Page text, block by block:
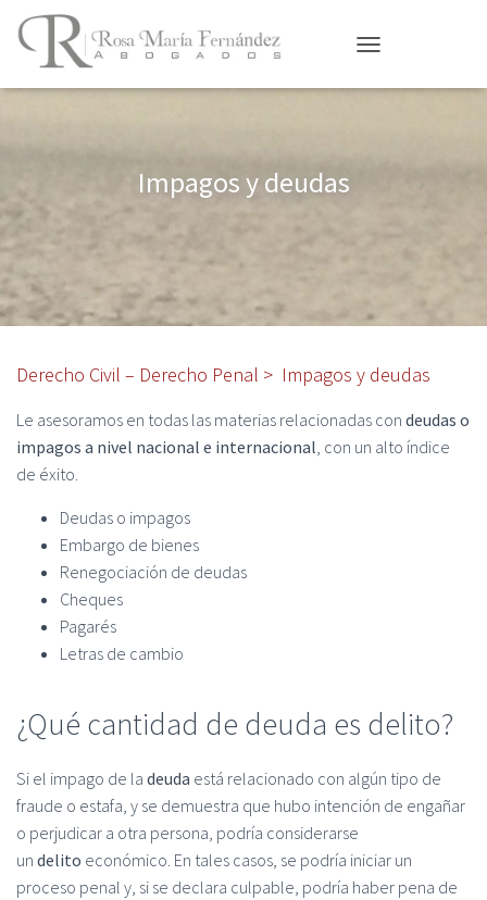
Impagos y deudas
Derecho Civil – Derecho Penal > Impagos y deudas
Le asesoramos en todas las materias relacionadas con deudas o
impagos a nivel nacional e internacional, con un alto índice
de éxito.
Deudas o impagos
Embargo de bienes
Renegociación de deudas
Cheques
Pagarés
Letras de cambio
¿Qué cantidad de deuda es delito?
Si el impago de la deuda está relacionado con algún tipo de
fraude o estafa, y se demuestra que hubo intención de engañar
o perjudicar a otra persona, podría considerarse
un delito económico. En tales casos, se podría iniciar un
proceso penal y, si se declara culpable, podría haber pena de